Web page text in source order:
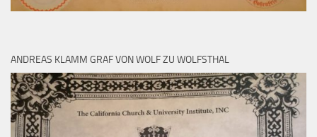
ANDREAS KLAMM GRAF VON WOLF ZU WOLFSTHAL